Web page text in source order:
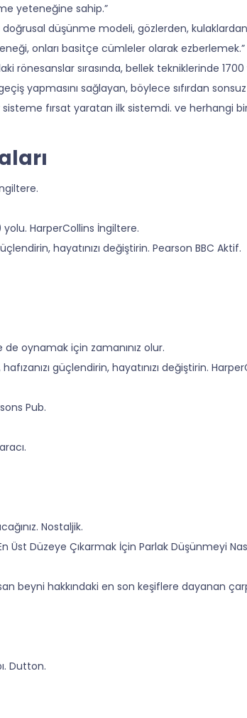
yeteneğine sahip.”
doğrusal düşünme modeli, gözlerden,
onları basitçe cümleler olarak ezberlemek.”
sırasında, bellek tekniklerinde 1700
yapmasını sağlayan, böylece sıfırdan
fırsat yaratan ilk sistemdi. ve herhangi
yolu. HarperCollins İngiltere.
hayatınızı değiştirin. Pearson BBC Aktif.
de oynamak için zamanınız olur.
hafızanızı güçlendirin, hayatınızı değiştirin.
Pub.
Nostaljik.
Düzeye Çıkarmak İçin Parlak Düşünmeyi
beyni hakkındaki en son keşiflere dayanan
Dutton.